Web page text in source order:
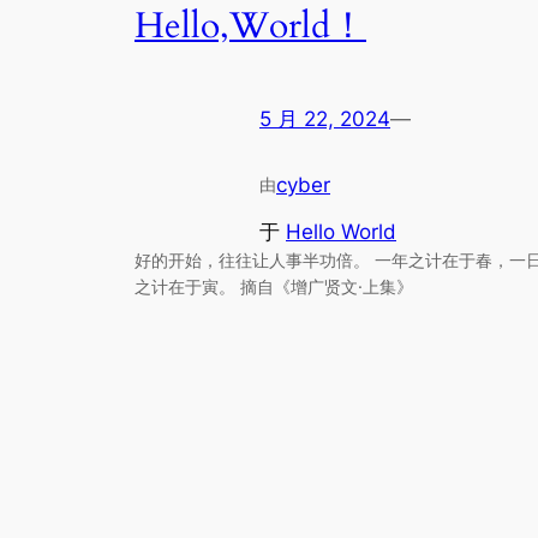
Hello,World！
5 月 22, 2024—
由cyber
于 Hello World
好的开始，往往让人事半功倍。 一年之计在于春，一
之计在于寅。 摘自《增广贤文·上集》